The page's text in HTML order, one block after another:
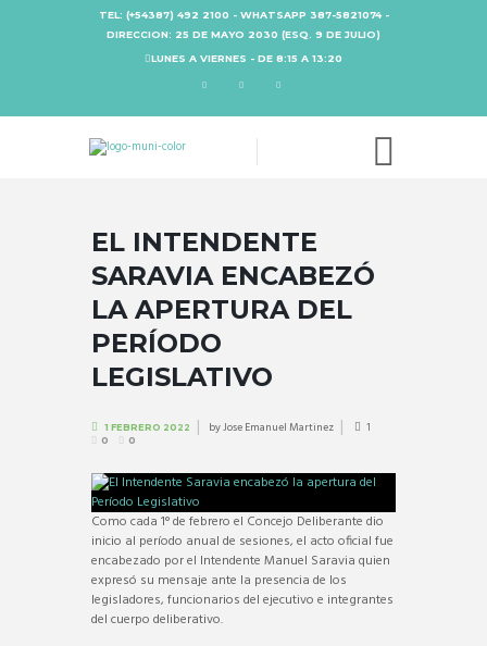
TEL: (+54387) 492 2100 - WHATSAPP 387-5821074 -
DIRECCION: 25 DE MAYO 2030 (ESQ. 9 DE JULIO)
LUNES A VIERNES - DE 8:15 A 13:20
EL INTENDENTE
SARAVIA ENCABEZÓ
LA APERTURA DEL
PERÍODO
LEGISLATIVO
1 FEBRERO 2022 byJose Emanuel Martinez 1
0 0
Como cada 1° de febrero el Concejo Deliberante dio
inicio al período anual de sesiones, el acto oficial fue
encabezado por el Intendente Manuel Saravia quien
expresó su mensaje ante la presencia de los
legisladores, funcionarios del ejecutivo e integrantes
del cuerpo deliberativo.